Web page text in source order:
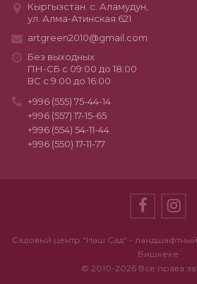
Кыргызстан. с. Аламудун,
ул. Алма-Атинская 621
artgreen2010@gmail.com
Без выходных
ПН-СБ с 09:00 до 18:00
ВС с 9:00 до 16:00
+996 (555) 75-44-14
+996 (557) 17-15-65
+996 (554) 54-11-44
+996 (550) 17-11-77
Садовый центр "Наш Сад" -
Бишкеке
© 2010-2026 Все права